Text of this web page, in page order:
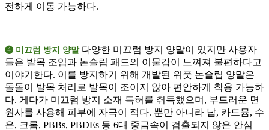
전하게 이동 가능하다.
➍ 미끄럼 방지 양말다양한 미끄럼 방지 양말이 있지만 사용자
들은 발목 조임과 논슬립 패드의 이물감이 느껴져 불편하다고
이야기한다. 이를 방지하기 위해 개발된 위풋 논슬립 양말은
돌돌이 발목 처리로 발목이 조이지 않아 편안하게 착용 가능하
다. 게다가 미끄럼 방지 소재 특허를 취득했으며, 부드러운 면
원사를 사용해 피부에 자극이 적다. 뿐만 아니라 납, 카드뮴, 수
은, 크롬, PBBs, PBDEs 등 6대 중금속이 검출되지 않은 안심